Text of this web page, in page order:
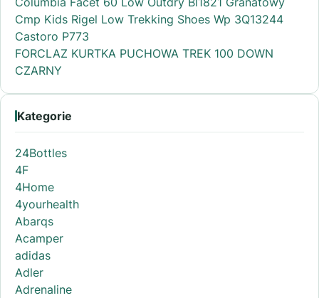
Cmp Kids Rigel Low Trekking Shoes Wp 3Q13244
Castoro P773
FORCLAZ KURTKA PUCHOWA TREK 100 DOWN
CZARNY
Kategorie
24Bottles
4F
4Home
4yourhealth
Abarqs
Acamper
adidas
Adler
Adrenaline